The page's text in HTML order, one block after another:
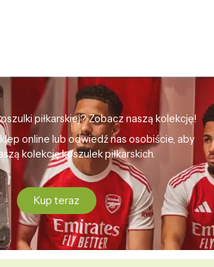
piłkarskiej? Zobacz naszą kolekcję!
online lub odwiedź nas osobiście, aby
kolekcję koszulek piłkarskich.
Kup teraz